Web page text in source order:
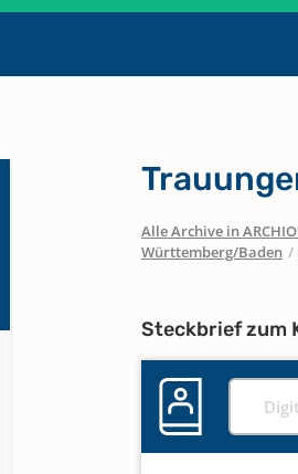
Alle Archive in
Württemberg/Baden /
Steckbrief zum